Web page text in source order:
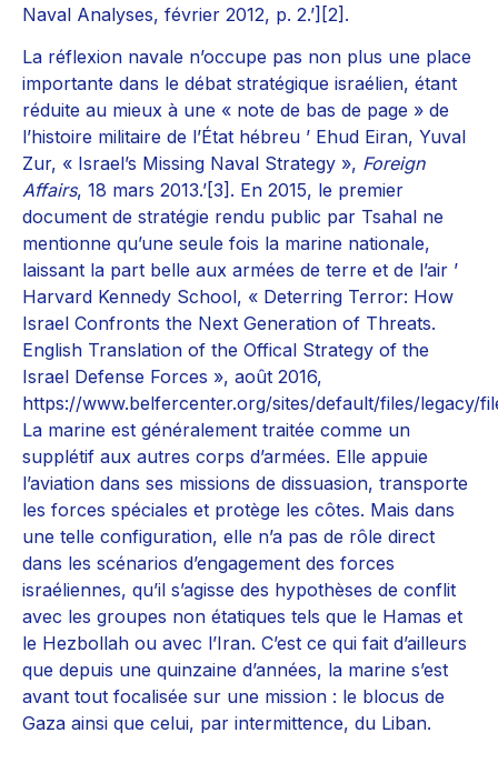
Naval Analyses, février 2012, p. 2.’][2].
La réflexion navale n’occupe pas non plus une place
importante dans le débat stratégique israélien, étant
réduite au mieux à une « note de bas de page » de
l’histoire militaire de l’État hébreu ’ Ehud Eiran, Yuval
Zur, « Israel’s Missing Naval Strategy », Foreign
Affairs, 18 mars 2013.’[3]. En 2015, le premier
document de stratégie rendu public par Tsahal ne
mentionne qu’une seule fois la marine nationale,
laissant la part belle aux armées de terre et de l’air ’
Harvard Kennedy School, « Deterring Terror: How
Israel Confronts the Next Generation of Threats.
English Translation of the Offical Strategy of the
Israel Defense Forces », août 2016,
https://www.belfercenter.org/sites/default/files/legacy/
La marine est généralement traitée comme un
supplétif aux autres corps d’armées. Elle appuie
l’aviation dans ses missions de dissuasion, transporte
les forces spéciales et protège les côtes. Mais dans
une telle configuration, elle n’a pas de rôle direct
dans les scénarios d’engagement des forces
israéliennes, qu’il s’agisse des hypothèses de conflit
avec les groupes non étatiques tels que le Hamas et
le Hezbollah ou avec l’Iran. C’est ce qui fait d’ailleurs
que depuis une quinzaine d’années, la marine s’est
avant tout focalisée sur une mission : le blocus de
Gaza ainsi que celui, par intermittence, du Liban.